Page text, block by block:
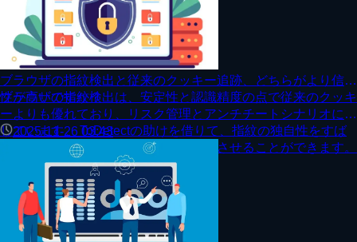
ブラウザの指紋検出と従来のクッキー追跡、どちらがより信頼
性が高いですか？
ブラウザの指紋検出は、安定性と認識精度の点で従来のクッキ
ーよりも優れており、リスク管理とアンチチートシナリオに適
しています。 ToDetectの助けを借りて、指紋の独自性をすば
やく評価し、セキュリティ保護を向上させることができます。
2025-11-26 03:43